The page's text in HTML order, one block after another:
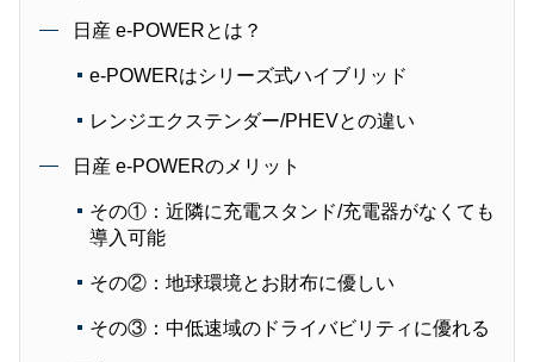
日産 e-POWERとは？
e-POWERはシリーズ式ハイブリッド
レンジエクステンダー/PHEVとの違い
日産 e-POWERのメリット
その①：近隣に充電スタンド/充電器がなくても
導入可能
その②：地球環境とお財布に優しい
その③：中低速域のドライバビリティに優れる